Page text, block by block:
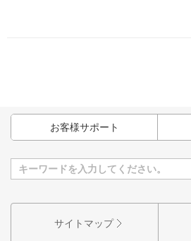
お客様サポート
サイトマップ